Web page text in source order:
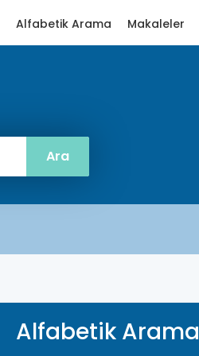
Alfabetik Arama Makaleler
Alfabetik Arama